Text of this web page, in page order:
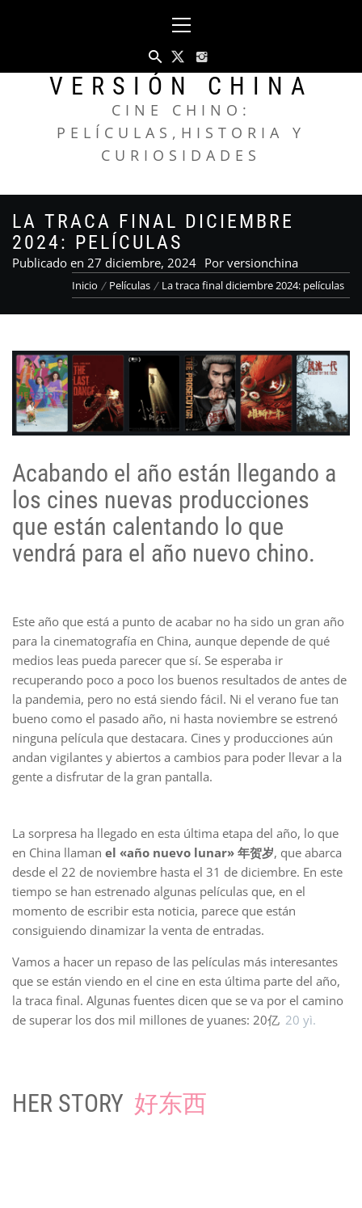
principal
VERSIÓN CHINA
CINE CHINO:
PELÍCULAS,HISTORIA Y
CURIOSIDADES
LA TRACA FINAL DICIEMBRE
2024: PELÍCULAS
Publicado en 27 diciembre, 2024 Por versionchina
Inicio Películas La traca final diciembre 2024: películas
Acabando el año están llegando a
los cines nuevas producciones
que están calentando lo que
vendrá para el año nuevo chino.
Este año que está a punto de acabar no ha sido un gran año
para la cinematografía en China, aunque depende de qué
medios leas pueda parecer que sí. Se esperaba ir
recuperando poco a poco los buenos resultados de antes de
la pandemia, pero no está siendo fácil. Ni el verano fue tan
bueno como el pasado año, ni hasta noviembre se estrenó
ninguna película que destacara. Cines y producciones aún
andan vigilantes y abiertos a cambios para poder llevar a la
gente a disfrutar de la gran pantalla.
La sorpresa ha llegado en esta última etapa del año, lo que
en China llaman el «año nuevo lunar» 年贺岁, que abarca
desde el 22 de noviembre hasta el 31 de diciembre. En este
tiempo se han estrenado algunas películas que, en el
momento de escribir esta noticia, parece que están
consiguiendo dinamizar la venta de entradas.
Vamos a hacer un repaso de las películas más interesantes
que se están viendo en el cine en esta última parte del año,
la traca final. Algunas fuentes dicen que se va por el camino
de superar los dos mil millones de yuanes: 20亿 20 yì.
HER STORY 好东西